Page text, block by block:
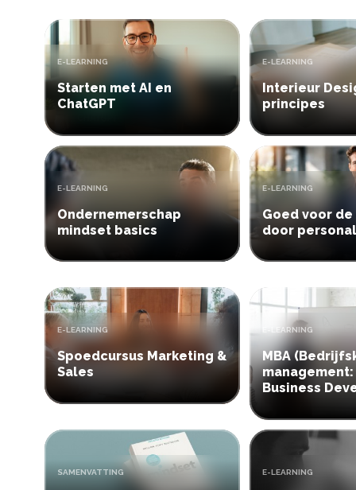
Starten met AI en
ChatGPT
TYPE:
E-LEARNING
Interieur
principes
TYPE:
E-LEARNING
Ondernemerschap
mindset basics
TYPE:
E-LEARNING
Goed voor de
door
TYPE:
E-LEARNING
Spoedcursus Marketing &
Sales
TYPE:
E-LEARNING
MBA
management:
Business
TYPE:
E-LEARNING
TYPE:
SAMENVATTING TYPE:
E-LEARNING